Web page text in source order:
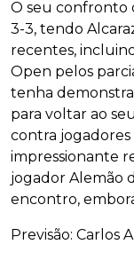
O seu confronto
3-3, tendo
recentes,
Open pelos
tenha
para voltar ao
contra
impressionante
jogador Alemão
encontro,
Previsão: Carlos